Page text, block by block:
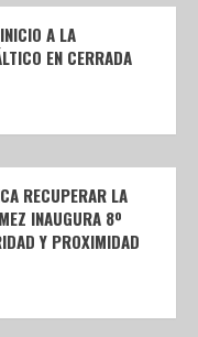
A LA
EN CERRADA
RECUPERAR LA
INAUGURA 8º
Y PROXIMIDAD